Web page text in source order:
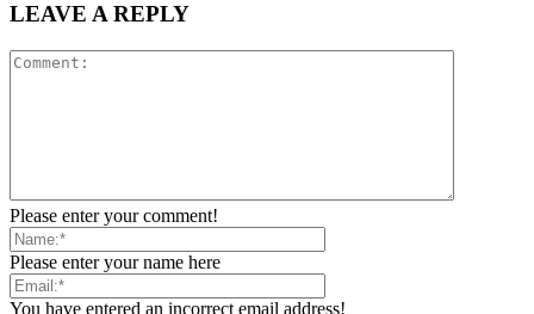
LEAVE A REPLY
Please enter your comment!
Please enter your name here
You have entered an incorrect email address!